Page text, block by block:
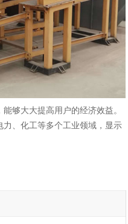
够大大提高用户的经济效益‌。
、化工等多个工业领域，显示